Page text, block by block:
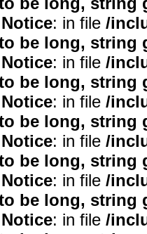
: in file /
be long, string
: in file /
be long, string
: in file /
be long, string
: in file /
be long, string
: in file /
be long, string
: in file /